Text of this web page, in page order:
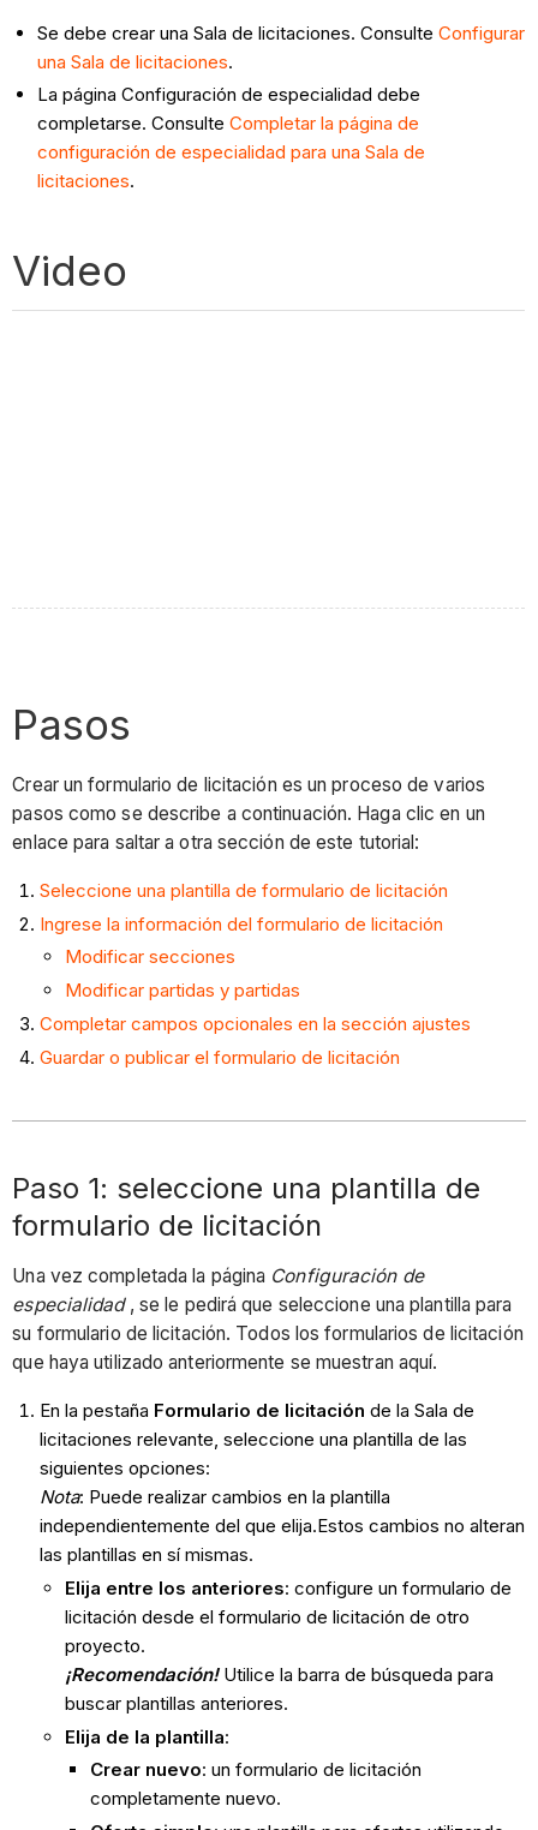
Se debe crear una Sala de licitaciones. ConsulteConfigurar
una Sala de licitaciones.
La página Configuración de especialidad debe
completarse. ConsulteCompletar la página de
configuración de especialidad para una Sala de
licitaciones.
Video
Pasos
Crear un formulario de licitación es un proceso de varios
pasos como se describe a continuación. Haga clic en un
enlace para saltar a otra sección de este tutorial:
Seleccione una plantilla de formulario de licitación
Ingrese la información del formulario de licitación
Modificar secciones
Modificar partidas y partidas
Completar campos opcionales en la sección ajustes
Guardar o publicar el formulario de licitación
Paso 1: seleccione una plantilla de
formulario de licitación
Una vez completada la página Configuración de
especialidad , se le pedirá que seleccione una plantilla para
su formulario de licitación. Todos los formularios de licitación
que haya utilizado anteriormente se muestran aquí.
En la pestaña Formulario de licitación de la Sala de
licitaciones relevante, seleccione una plantilla de las
siguientes opciones:
Nota: Puede realizar cambios en la plantilla
independientemente del que elija.Estos cambios no alteran
las plantillas en sí mismas.
Elija entre los anteriores: configure un formulario de
licitación desde el formulario de licitación de otro
proyecto.
¡Recomendación!Utilice la barra de búsqueda para
buscar plantillas anteriores.
Elija de la plantilla:
Crear nuevo: un formulario de licitación
completamente nuevo.